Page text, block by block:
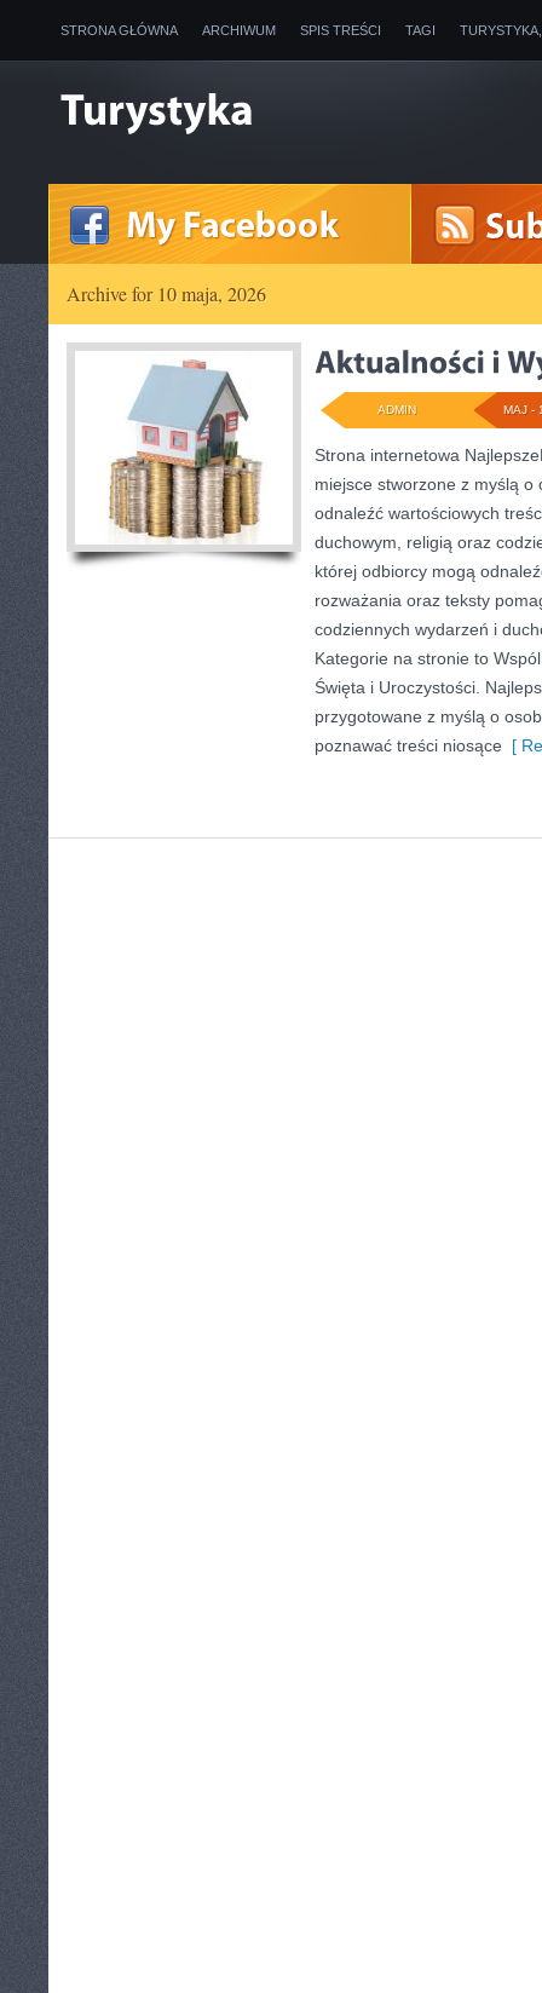
STRONA GŁÓWNA ARCHIWUM SPIS TREŚCI TAGI
Archive for 10 maja, 2026
MAJ -
ADMIN
Strona internetowa
miejsce stworzone z myślą
odnaleźć wartościowych
duchowym, religią oraz
której odbiorcy mogą
rozważania oraz teksty
codziennych wydarzeń i
Kategorie na stronie to
Święta i Uroczystości.
przygotowane z myślą o
poznawać treści niosące [